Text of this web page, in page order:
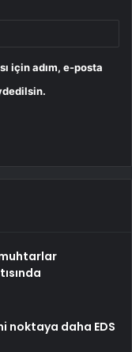
için adım, e-posta
muhtarlar
noktaya daha EDS